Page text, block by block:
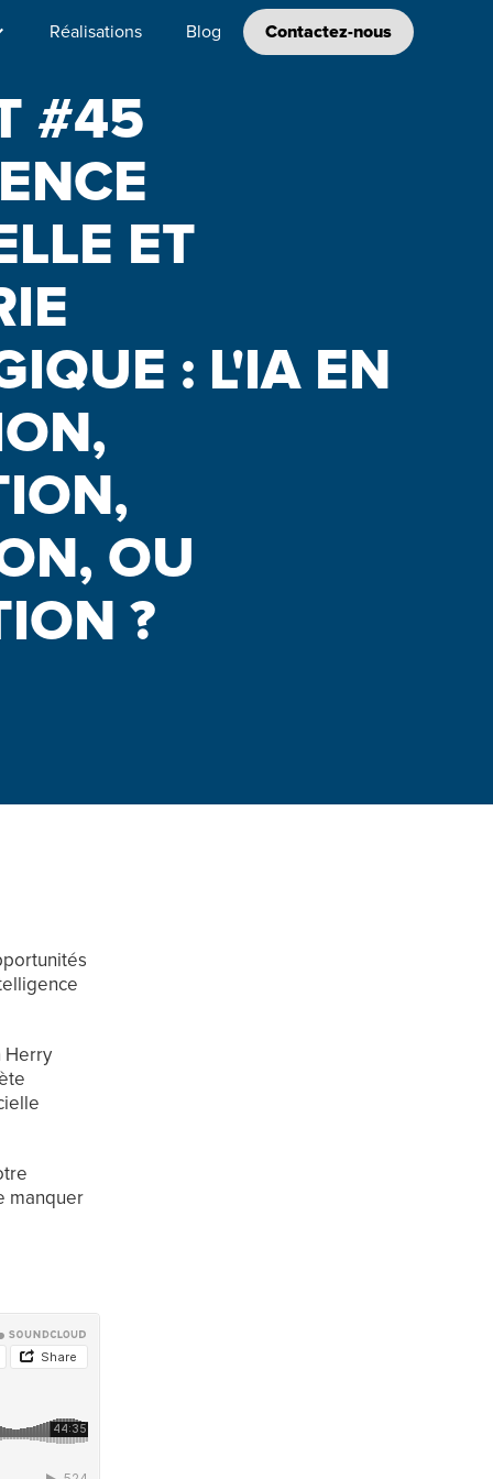
Réalisations Blog Contactez-nous
#45
ET
: L'IA EN
OU
?
Herry
manquer